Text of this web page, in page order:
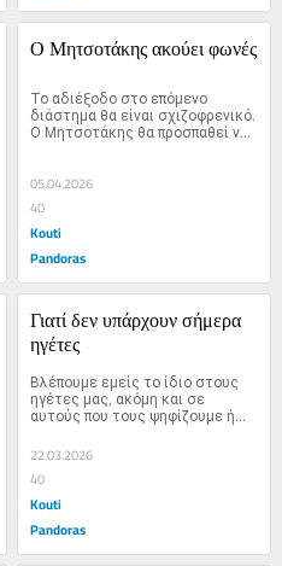
Ο Μητσοτάκης ακούει φωνές
Το αδιέξοδο στο επόμενο
διάστημα θα είναι σχιζοφρενικό.
Ο Μητσοτάκης θα προσπαθεί να
ξεφύγει από…
05.04.2026
40
Kouti
Pandoras
Γιατί δεν υπάρχουν σήμερα
ηγέτες
Βλέπουμε εμείς το ίδιο στους
ηγέτες μας, ακόμη και σε
αυτούς που τους ψηφίζουμε ή…
22.03.2026
40
Kouti
Pandoras